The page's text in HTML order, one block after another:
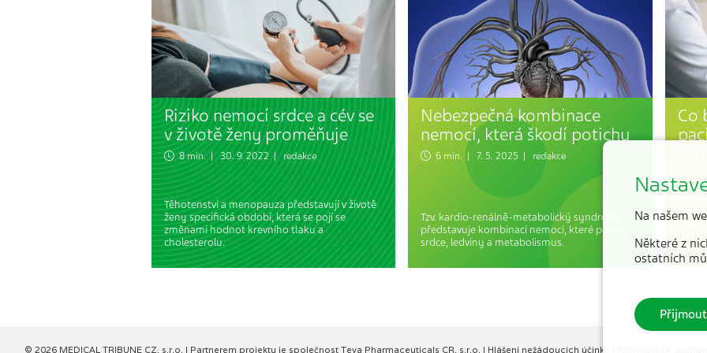
Riziko nemocí srdce a cév se
v životě ženy proměňuje
8 min. | 30. 9. 2022 | redakce
Těhotenství a menopauza představují v životě
ženy specifická období, která se pojí se
změnami hodnot krevního tlaku a
cholesterolu.
Nebezpečná kombinace
nemocí, která škodí potichu
6 min. | 7. 5. 2025 | redakce
Tzv. kardio-renálně-metabolický syndrom
představuje kombinaci nemocí, které postihují
srdce, ledviny a metabolismus.
Co
4
jako
© 2026 MEDICAL TRIBUNE CZ, s.r.o. | Partnerem projektu je společnost Teva Pharmaceuticals CR, s.r.o. | Hlášení nežádoucích účinků
Na našem
Některé z
ostatních
Přijmout